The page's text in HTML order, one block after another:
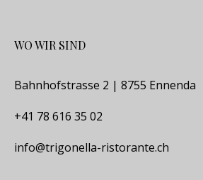
WO WIR SIND
Bahnhofstrasse 2 | 8755 Ennenda
+41 78 616 35 02
info@trigonella-ristorante.ch